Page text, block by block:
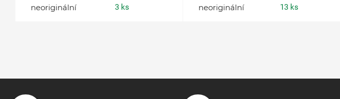
neoriginální
3 ks
neoriginální
13 ks